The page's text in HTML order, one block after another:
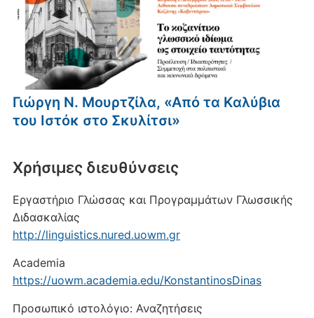
Γιώργη Ν. Μουρτζίλα, «Από τα Καλύβια
του Ιστόκ στο Σκυλίτσι»
Xρήσιμες διευθύνσεις
Εργαστήριο Γλώσσας και Προγραμμάτων Γλωσσικής
Διδασκαλίας
http://linguistics.nured.uowm.gr
Academia
https://uowm.academia.edu/KonstantinosDinas
Προσωπικό ιστολόγιο: Αναζητήσεις